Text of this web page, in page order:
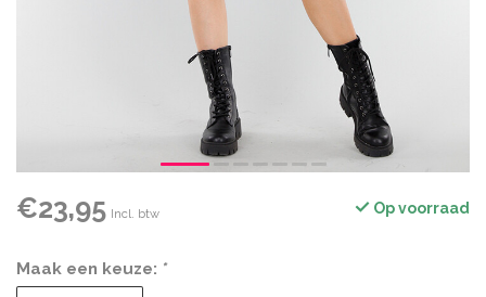
€23,95 Incl. btw Op voorraad
Maak een keuze: *